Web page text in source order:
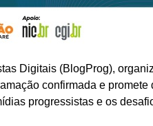
Digitais (BlogProg),
confirmada e
progressistas e os